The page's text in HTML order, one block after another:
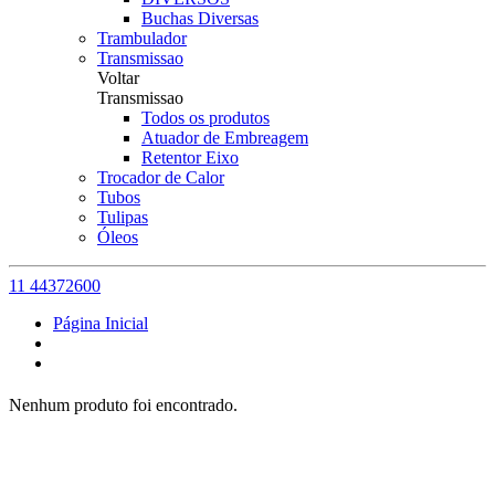
Buchas Diversas
Trambulador
Transmissao
Voltar
Transmissao
Todos os produtos
Atuador de Embreagem
Retentor Eixo
Trocador de Calor
Tubos
Tulipas
Óleos
11 44372600
Página Inicial
Nenhum produto foi encontrado.